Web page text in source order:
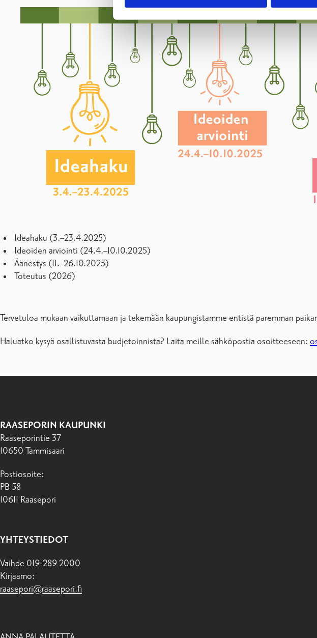
Ideahaku (3.–23.4.2025)
Ideoiden arviointi (24.4.–10.10.2025)
Äänestys (11.–26.10.2025)
Toteutus (2026)
Tervetuloa mukaan vaikuttamaan ja tekemään kaupungistamme entistä paremman
Haluatko kysyä osallistuvasta budjetoinnista? Laita meille sähköpostia osoitteeseen:
RAASEPORIN KAUPUNKI
Raaseporintie 37
10650 Tammisaari
Postiosoite:
PB 58
10611 Raasepori
YHTEYSTIEDOT
Vaihde 019-289 2000
Kirjaamo:
raasepori@raasepori.fi